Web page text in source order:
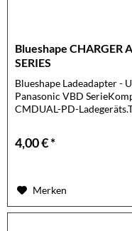
Blueshape CHARGER
SERIES
Blueshape Ladeadapter -
Panasonic VBD
CMDUAL-PD-
4,00 € *
Merken